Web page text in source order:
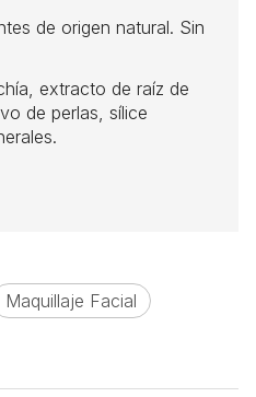
de origen natural. Sin
extracto de raíz de
de perlas, sílice
Maquillaje Facial